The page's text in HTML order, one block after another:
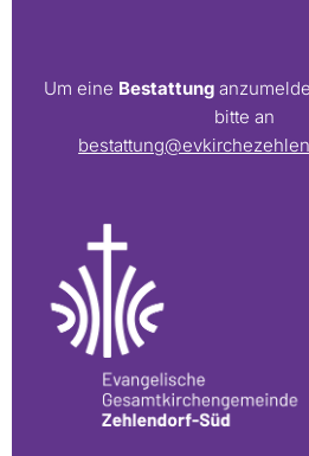
Um eine Bestattung
bitte an